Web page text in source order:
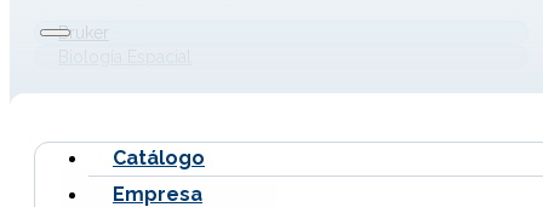
Catálogo
Empresa
Bruker